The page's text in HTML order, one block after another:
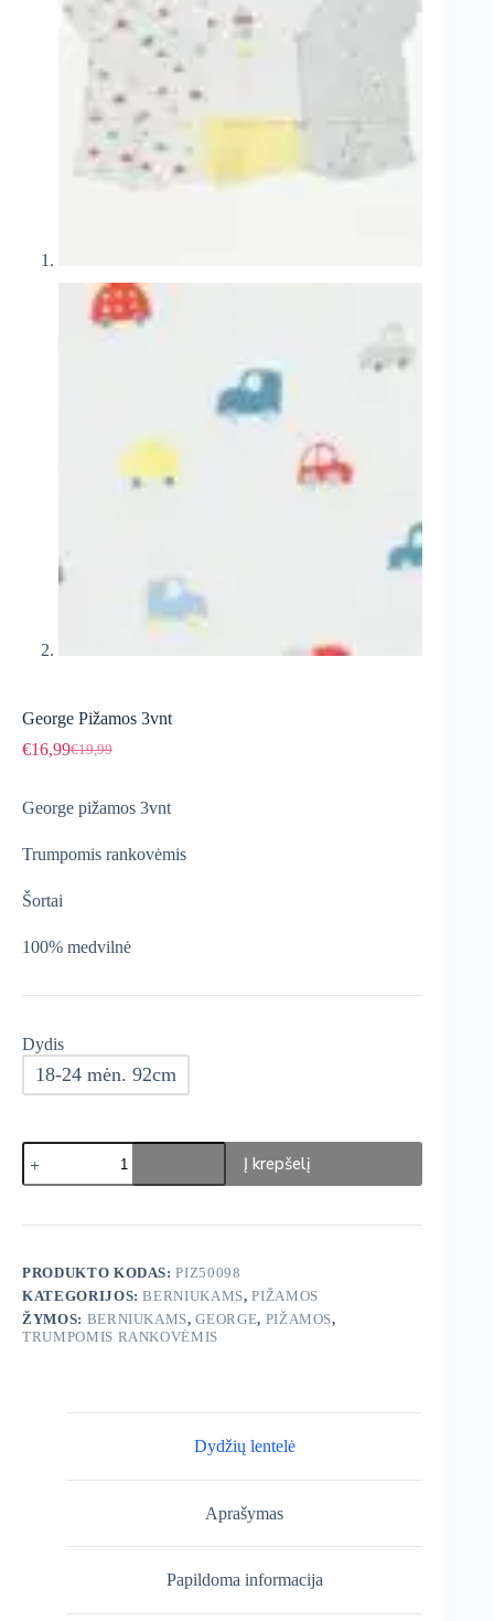
George Pižamos 3vnt
€19,99
Original
was:
€19,99.
€16,99Current
€16,99.
George pižamos 3vnt
Trumpomis rankovėmis
Šortai
100% medvilnė
Dydis
18-24 mėn. 92cm
produkto
kiekis:
George
3vnt
Į krepšelį
PRODUKTO KODAS:PIZ50098
KATEGORIJOS:BERNIUKAMS,PIŽAMOS
ŽYMOS: BERNIUKAMS,GEORGE, PIŽAMOS,
TRUMPOMIS RANKOVĖMIS
Dydžių lentelė
Aprašymas
Papildoma informacija